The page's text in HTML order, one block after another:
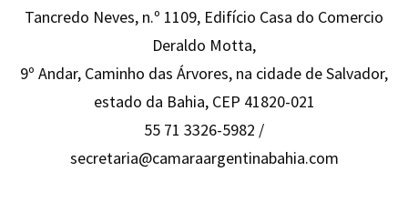
Tancredo Neves, n.º 1109, Edifício Casa do Comercio
Deraldo Motta,
9º Andar, Caminho das Árvores, na cidade de Salvador,
estado da Bahia, CEP 41820-021
55 71 3326-5982 /
secretaria@camaraargentinabahia.com